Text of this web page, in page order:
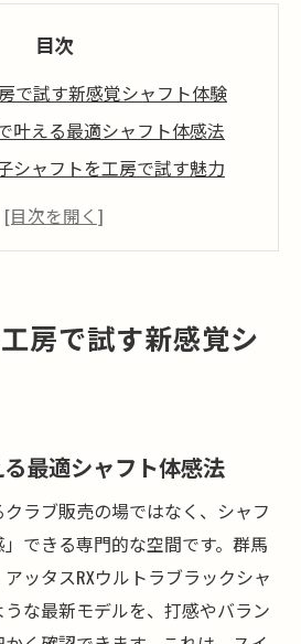
目次
で試す新感覚シャフト体験
叶える最適シャフト体感法
シャフトを工房で試す魅力
ゴルフ工房体験ポイント
ラブラックの魅力解説
ックの特性とゴルフ工房活用
ッタスRXの独自フィーリング
の違いを工房で徹底解説
教えるシャフトの選び方
房で試す新感覚シ
最適シャフト体感法
ラブ販売の場ではなく、シャフ
できる専門的な空間です。群馬
ッタスRXウルトラブラックシャ
な最新モデルを、打感やバラン